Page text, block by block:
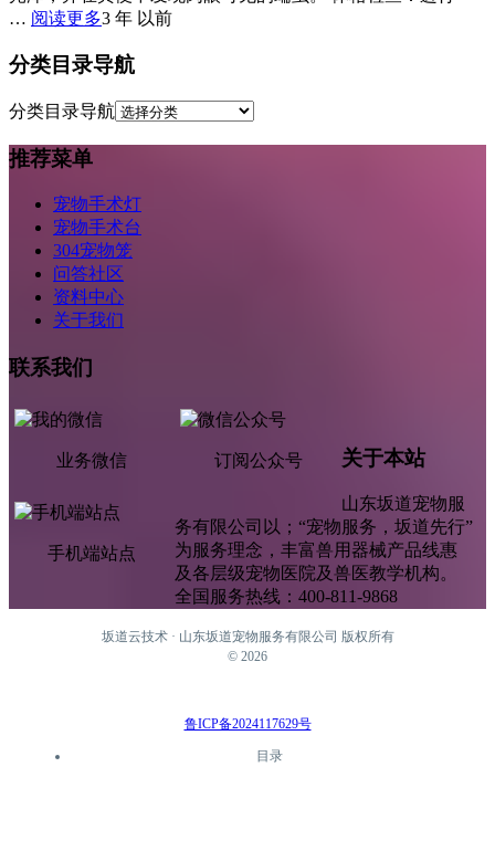
… 阅读更多3 年 以前
分类目录导航
分类目录导航
推荐菜单
宠物手术灯
宠物手术台
304宠物笼
问答社区
资料中心
关于我们
联系我们
业务微信 订阅公众号
手机端站点
关于本站
山东坂道宠物服
务有限公司以；“宠物服务，坂道先行”
为服务理念，丰富兽用器械产品线惠
及各层级宠物医院及兽医教学机构。
全国服务热线：400-811-9868
坂道云技术 · 山东坂道宠物服务有限公司 版权所有
© 2026
鲁ICP备2024117629号
目录